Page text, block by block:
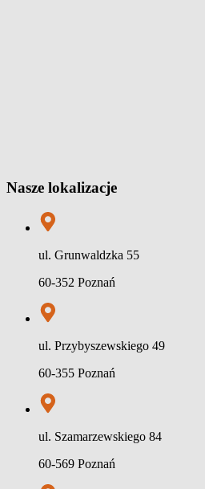
Nasze lokalizacje
ul. Grunwaldzka 55
60-352 Poznań
ul. Przybyszewskiego 49
60-355 Poznań
ul. Szamarzewskiego 84
60-569 Poznań